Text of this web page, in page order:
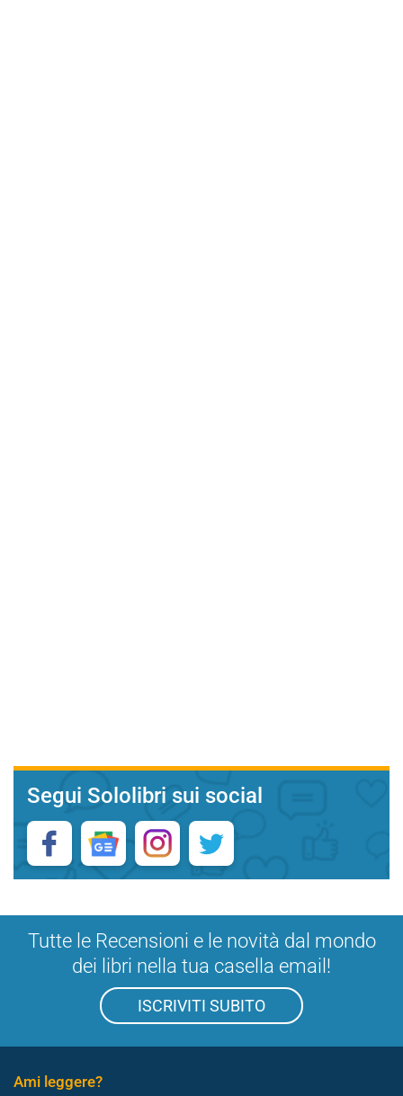
Segui Sololibri sui social
Tutte le Recensioni e le novità dal mondo
dei libri nella tua casella email!
ISCRIVITI SUBITO
Ami leggere?